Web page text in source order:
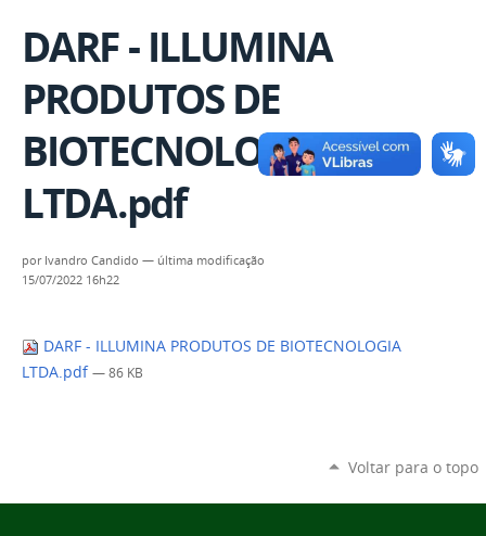
DARF - ILLUMINA
PRODUTOS DE
BIOTECNOLOGIA
LTDA.pdf
por Ivandro Candido — última modificação
15/07/2022 16h22
DARF - ILLUMINA PRODUTOS DE BIOTECNOLOGIA
LTDA.pdf — 86 KB
Voltar para o topo